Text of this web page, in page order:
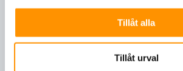
Tillåt alla
Tillåt urval
kunderna med skräddarsydda lösningar,
och en ingenjörsavdelning som verkar i
Engagemanget med våra kunder
produkten har levererats, med teknisk
som fungerar som en del av Plassims